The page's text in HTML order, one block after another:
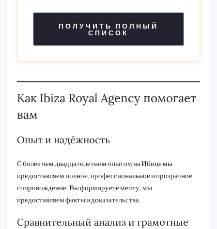
ПОЛУЧИТЬ ПОЛНЫЙ
СПИСОК
Как Ibiza Royal Agency помогает
вам
Опыт и надёжность
С более чем двадцатилетним опытом на Ибице мы
предоставляем полное, профессиональное и прозрачное
сопровождение. Вы формируете мечту, мы
предоставляем факты и доказательства.
Сравнительный анализ и грамотные